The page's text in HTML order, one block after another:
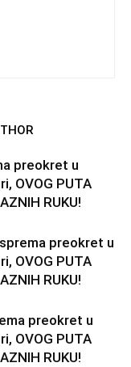
preokret u
OVOG PUTA
RUKU!
preokret u
OVOG PUTA
RUKU!
preokret u
OVOG PUTA
RUKU!